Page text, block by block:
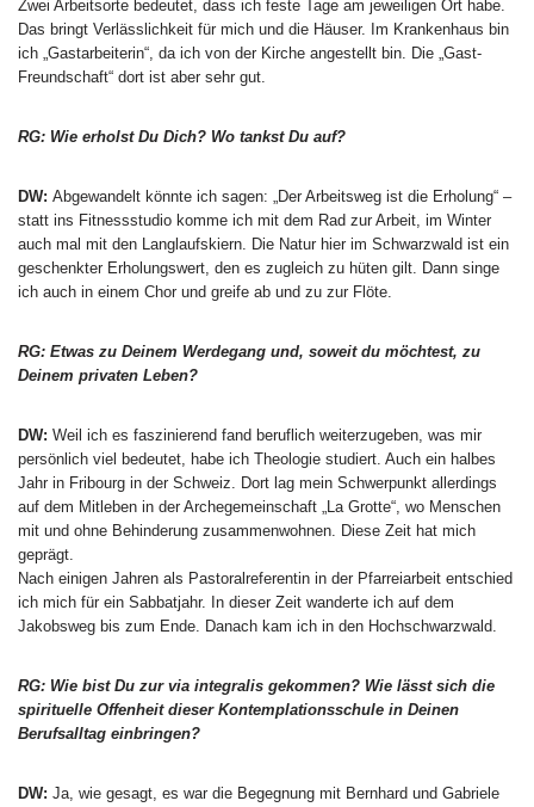
Zwei Arbeitsorte bedeutet, dass ich feste Tage am jeweiligen Ort habe.
Das bringt Verlässlichkeit für mich und die Häuser. Im Krankenhaus bin
ich „Gastarbeiterin“, da ich von der Kirche angestellt bin. Die „Gast-
Freundschaft“ dort ist aber sehr gut.
RG: Wie erholst Du Dich? Wo tankst Du auf?
DW: Abgewandelt könnte ich sagen: „Der Arbeitsweg ist die Erholung“ –
statt ins Fitnessstudio komme ich mit dem Rad zur Arbeit, im Winter
auch mal mit den Langlaufskiern. Die Natur hier im Schwarzwald ist ein
geschenkter Erholungswert, den es zugleich zu hüten gilt. Dann singe
ich auch in einem Chor und greife ab und zu zur Flöte.
RG: Etwas zu Deinem Werdegang und, soweit du möchtest, zu
Deinem privaten Leben?
DW: Weil ich es faszinierend fand beruflich weiterzugeben, was mir
persönlich viel bedeutet, habe ich Theologie studiert. Auch ein halbes
Jahr in Fribourg in der Schweiz. Dort lag mein Schwerpunkt allerdings
auf dem Mitleben in der Archegemeinschaft „La Grotte“, wo Menschen
mit und ohne Behinderung zusammenwohnen. Diese Zeit hat mich
geprägt.
Nach einigen Jahren als Pastoralreferentin in der Pfarreiarbeit entschied
ich mich für ein Sabbatjahr. In dieser Zeit wanderte ich auf dem
Jakobsweg bis zum Ende. Danach kam ich in den Hochschwarzwald.
RG: Wie bist Du zur via integralis gekommen? Wie lässt sich die
spirituelle Offenheit dieser Kontemplationsschule in Deinen
Berufsalltag einbringen?
DW: Ja, wie gesagt, es war die Begegnung mit Bernhard und Gabriele